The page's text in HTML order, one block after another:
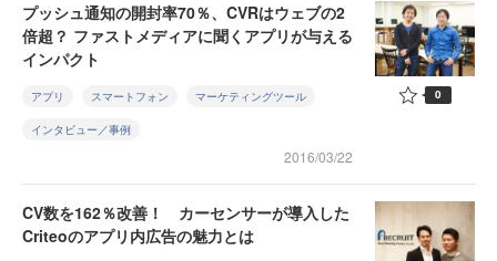
プッシュ通知の開封率70％、CVRはウェブの2
倍超？ ファストメディアに聞くアプリが与える
インパクト
アプリ スマートフォン マーケティングツール
インタビュー／事例
2016/03/22
0
CV数を162％改善！ カーセンサーが導入した
Criteoのアプリ内広告の魅力とは